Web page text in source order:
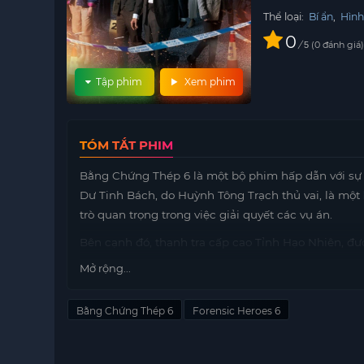
Xem phim
Tập phim
Thể loại: Bí ẩn,
0 / 5 0 đánh giá
TÓM TẮT PHIM
Bằng Chứng Thép 6 là một bộ phim hấp dẫn với
Dư Tinh Bách, do Huỳnh Tông Trạch thủ vai, là một
trò quan trọng trong việc giải quyết các vụ án.
Bên cạnh đó, thanh tra cấp cao Tỉnh Hạo Nhiên,
trong đội ngũ điều tra. Với kinh nghiệm và kỹ
Không thể không nhắc đến bác sĩ pháp y Phạm
Mở rộng...
Bằng Chứng Thép 6 Forensic Heroes 6